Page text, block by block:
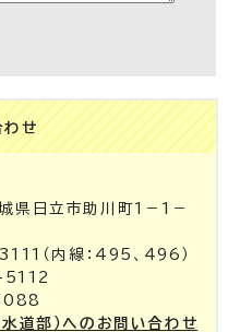
わせ
日立市助川町1－1－
（内線：495、496）
5112
道部）へのお問い合わせ